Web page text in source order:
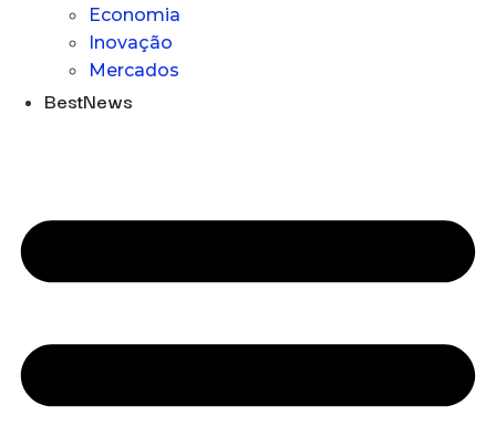
Economia
Inovação
Mercados
BestNews